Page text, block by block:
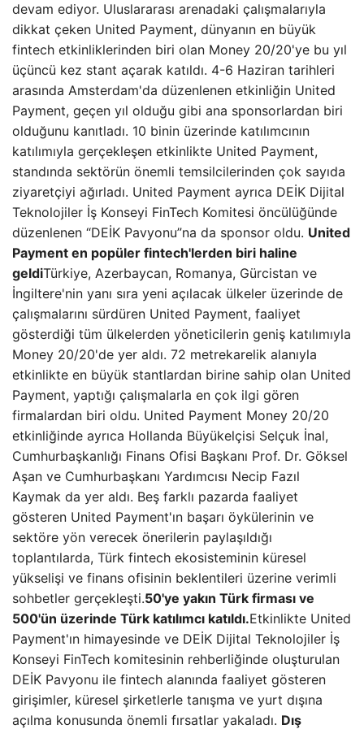
devam ediyor. Uluslararası arenadaki çalışmalarıyla
dikkat çeken United Payment, dünyanın en büyük
fintech etkinliklerinden biri olan Money 20/20'ye bu yıl
üçüncü kez stant açarak katıldı. 4-6 Haziran tarihleri ​​
arasında Amsterdam'da düzenlenen etkinliğin United
Payment, geçen yıl olduğu gibi ana sponsorlardan biri
olduğunu kanıtladı. 10 binin üzerinde katılımcının
katılımıyla gerçekleşen etkinlikte United Payment,
standında sektörün önemli temsilcilerinden çok sayıda
ziyaretçiyi ağırladı. United Payment ayrıca DEİK Dijital
Teknolojiler İş Konseyi FinTech Komitesi öncülüğünde
düzenlenen “DEİK Pavyonu”na da sponsor oldu. United
Payment en popüler fintech'lerden biri haline
geldiTürkiye, Azerbaycan, Romanya, Gürcistan ve
İngiltere'nin yanı sıra yeni açılacak ülkeler üzerinde de
çalışmalarını sürdüren United Payment, faaliyet
gösterdiği tüm ülkelerden yöneticilerin geniş katılımıyla
Money 20/20'de yer aldı. 72 metrekarelik alanıyla
etkinlikte en büyük stantlardan birine sahip olan United
Payment, yaptığı çalışmalarla en çok ilgi gören
firmalardan biri oldu. United Payment Money 20/20
etkinliğinde ayrıca Hollanda Büyükelçisi Selçuk İnal,
Cumhurbaşkanlığı Finans Ofisi Başkanı Prof. Dr. Göksel
Aşan ve Cumhurbaşkanı Yardımcısı Necip Fazıl
Kaymak da yer aldı. Beş farklı pazarda faaliyet
gösteren United Payment'ın başarı öykülerinin ve
sektöre yön verecek önerilerin paylaşıldığı
toplantılarda, Türk fintech ekosisteminin küresel
yükselişi ve finans ofisinin beklentileri üzerine verimli
sohbetler gerçekleşti.50'ye yakın Türk firması ve
500'ün üzerinde Türk katılımcı katıldı.Etkinlikte United
Payment'ın himayesinde ve DEİK Dijital Teknolojiler İş
Konseyi FinTech komitesinin rehberliğinde oluşturulan
DEİK Pavyonu ile fintech alanında faaliyet gösteren
girişimler, küresel şirketlerle tanışma ve yurt dışına
açılma konusunda önemli fırsatlar yakaladı. Dış